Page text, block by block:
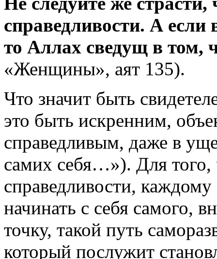
справедливости. А
то Аллах сведущ в том,
«Женщины», аят 135).
Что значит быть
это быть искренним,
справедливым, даже в
самих себя…»). Для того,
справедливости,
начинать с себя самого,
точку, такой путь
который послужит